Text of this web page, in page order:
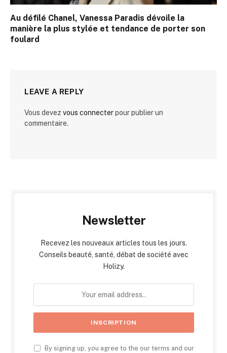
Au défilé Chanel, Vanessa Paradis dévoile la
manière la plus stylée et tendance de porter son
foulard
LEAVE A REPLY
Vous devez vous connecterpour publier un
commentaire.
Newsletter
Recevez les nouveaux articles tous les jours.
Conseils beauté, santé, débat de société avec
Holizy.
By signing up, you agree to the our terms and our